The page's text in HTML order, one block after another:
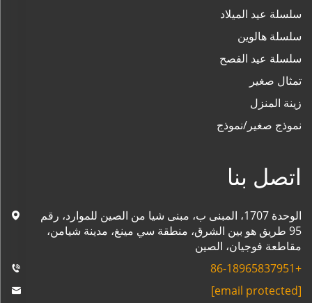
سلسلة عيد الميلاد
سلسلة هالوين
سلسلة عيد الفصح
تمثال صغير
زينة المنزل
نموذج صغير/نموذج
اتصل بنا
الوحدة 1707، المبنى ب، مبنى شيا من الصين للموارد، رقم
95 طريق هو بين الشرق، منطقة سي مينغ، مدينة شيامن،
مقاطعة فوجيان، الصين
+86-18965837951
[email protected]